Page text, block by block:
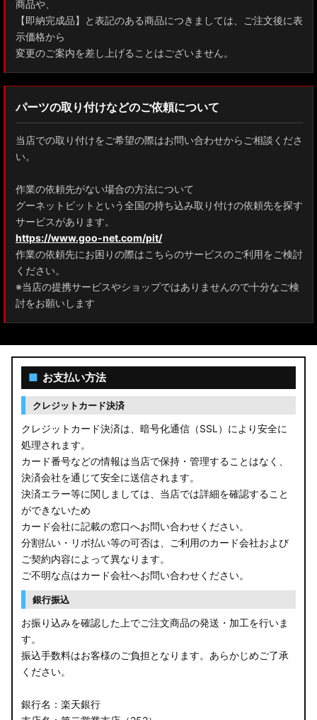
商品や、
【即納完成品】と表記のある商品につきましては、ご注文後に表
示価格から
変更のご案内を差し上げることはございません。
パーツの取り付けなどのご依頼について
当店での取り付けをご希望の際はお問い合わせからご相談くださ
い。
作業の依頼先がない場合の方法について
グーネットピットという全国の持ち込み取り付けの依頼先を探す
サービスがあります。
https://www.goo-net.com/pit/
作業の依頼先にお困りの際はこちらのサービスのご利用をご検討
ください。
※当店の提携サービスやショップではありませんので十分なご検
討をお願いします
■ お支払い方法
クレジットカード決済
クレジットカード決済は、暗号化通信（SSL）により安全に
処理されます。
カード番号などの情報は当店で保持・管理することはなく、
決済会社を通じて安全に送信されます。
決済エラー等に関しましては、当店では詳細を確認すること
ができないため
カード会社に記載の窓口へお問い合わせください。
分割払い・リボ払い等の可否は、ご利用のカード会社および
ご契約内容によって異なります。
ご不明な点はカード会社へお問い合わせください。
銀行振込
お振り込みを確認した上でご注文商品の発送・加工を行いま
す。
振込手数料はお客様のご負担となります。あらかじめご了承
ください。
銀行名：楽天銀行